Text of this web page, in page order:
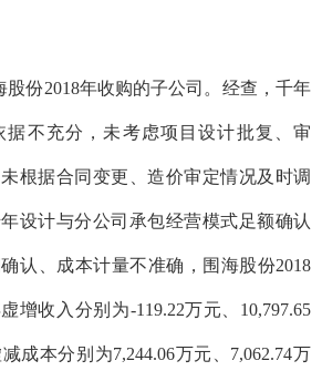
份2018年收购的子公司。经查， 千年
据不充分，未考虑项目设计批复、审
根据合同变更、造价审定情况及时调
设计与分公司 承包经营模式足额确认
认、成本计量不准确，围海股份2018
增收入分别为-119.22万元、10,797.65
成本分别为7,244.06万元、7,062.74万